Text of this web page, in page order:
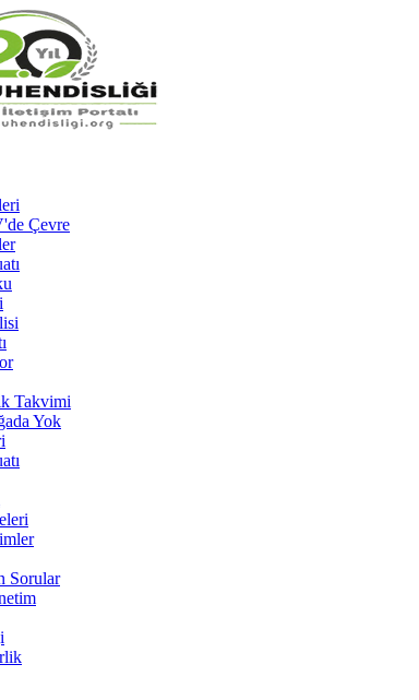
Çevre
Takvimi
Yok
Sorular